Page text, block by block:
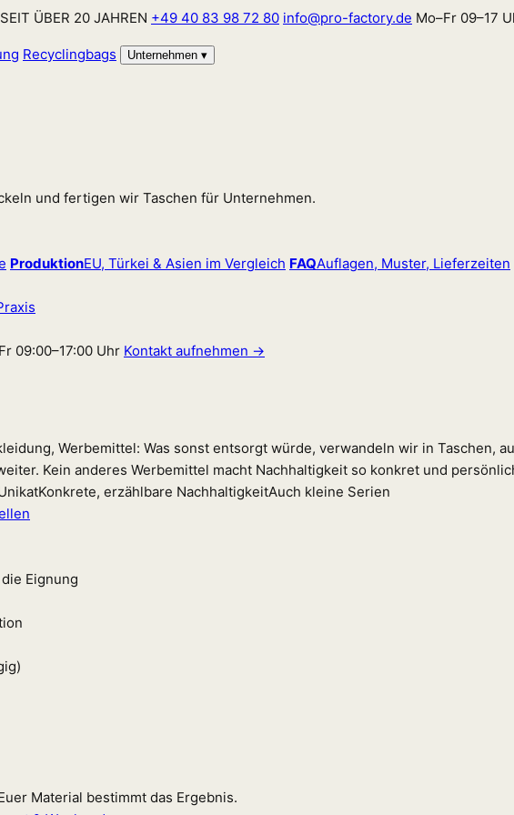
ÜBER 20 JAHREN +49 40 83 98 72 80 info@pro-factory.de Mo–Fr 09–17
Recyclingbags Unternehmen ▾
und fertigen wir Taschen für Unternehmen.
ProduktionEU, Türkei & Asien im Vergleich FAQAuflagen, Muster, Lieferzeiten
09:00–17:00 Uhr Kontakt aufnehmen →
Werbemittel: Was sonst entsorgt würde, verwandeln wir in Taschen,
Kein anderes Werbemittel macht Nachhaltigkeit so konkret und
Konkrete, erzählbare NachhaltigkeitAuch kleine Serien
Eignung
Material bestimmt das Ergebnis.